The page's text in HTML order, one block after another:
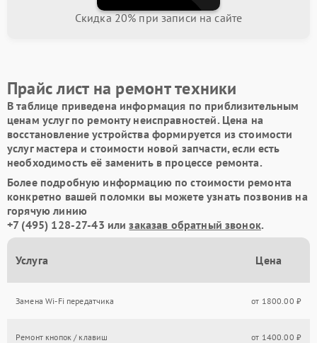
Скидка 20% при записи на сайте
Прайс лист на ремонт техники
В таблице приведена информация по приблизительным
ценам услуг по ремонту неисправностей. Цена на
восстановление устройства формируется из стоимости
услуг мастера и стоимости новой запчасти, если есть
необходимость её заменить в процессе ремонта.
Более подробную информацию по стоимости ремонта
конкретно вашей поломки вы можете узнать позвонив на
горячую линию
+7 (495) 128-27-43 илизаказав обратный звонок.
Услуга Цена
Замена Wi-Fi передатчика от 1800.00 ₽
Ремонт кнопок / клавиш от 1400.00 ₽